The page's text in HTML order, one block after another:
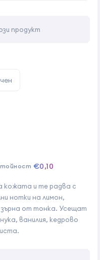
кожата и те радва с
нотки на лимон,
от тонка. Усещат
ванилия, кедрово
продукт
€0,10